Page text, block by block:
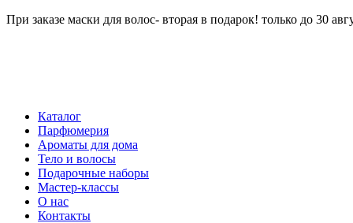
При заказе маски для волос- вторая в подарок! только до 30
Каталог
Парфюмерия
Ароматы для дома
Тело и волосы
Подарочные наборы
Мастер-классы
О нас
Контакты